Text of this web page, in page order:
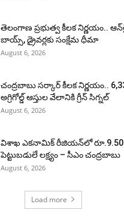
తెలంగాణ ప్రభుత్వ కీలక నిర్ణయం..
బాయ్స్, డ్రైవర్లకు సంక్షేమ ధీమా
August 6, 2026
చంద్రబాబు సర్కార్ కీలక నిర్ణయం..
అగ్రిగోల్డ్ ఆస్తుల వేలానికి గ్రీన్ సిగ్నల్
August 6, 2026
విశాఖ ఎకనామిక్ రీజియన్‌లో రూ.9.50
పెట్టుబడులే లక్ష్యం – సీఎం చంద్రబాబు
August 6, 2026
Load more